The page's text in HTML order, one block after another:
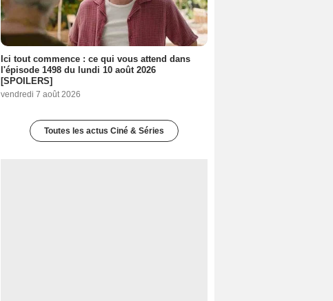
Ici tout commence : ce qui vous attend dans
l'épisode 1498 du lundi 10 août 2026
[SPOILERS]
vendredi 7 août 2026
Toutes les actus Ciné & Séries